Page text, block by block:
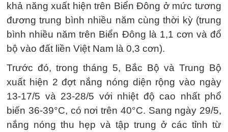
khả năng xuất hiện trên Biển Đông ở mức tương
đương trung bình nhiều năm cùng thời kỳ (trung
bình nhiều năm trên Biển Đông là 1,1 cơn và đổ
bộ vào đất liền Việt Nam là 0,3 cơn).
Trước đó, trong tháng 5, Bắc Bộ và Trung Bộ
xuất hiện 2 đợt nắng nóng diện rộng vào ngày
13-17/5 và 23-28/5 với nhiệt độ cao nhất phổ
biến 36-39°C, có nơi trên 40°C. Sang ngày 29/5,
nắng nóng thu hẹp và tập trung ở các tỉnh từ